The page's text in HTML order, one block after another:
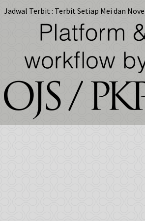
Jadwal Terbit : Terbit Setiap Mei dan